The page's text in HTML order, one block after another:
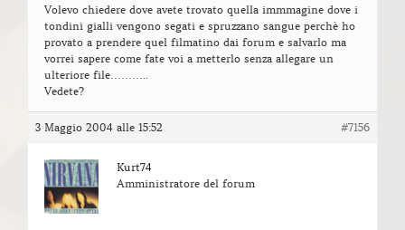
Volevo chiedere dove avete trovato quella immmagine dove i
tondini gialli vengono segati e spruzzano sangue perchè ho
provato a prendere quel filmatino dai forum e salvarlo ma
vorrei sapere come fate voi a metterlo senza allegare un
ulteriore file………..
Vedete?
3 Maggio 2004 alle 15:52 #7156
Kurt74
Amministratore del forum